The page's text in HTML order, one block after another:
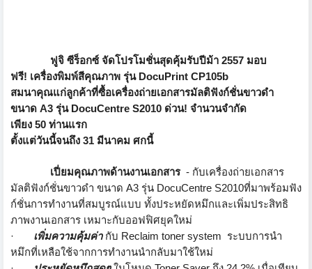
ฟูจิ ซีร็อกซ์ จัดโปรโมชั่นสุดคุ้มรับปีม้า 2557 มอบ
ฟรี! เครื่องพิมพ์สีคุณภาพ รุ่น DocuPrint CP105b
สมนาคุณแก่ลูกค้าที่ซื้อเครื่องถ่ายเอกสารมัลติฟังก์ชั่นขาวดำ
ขนาด A3 รุ่น DocuCentre S2010 ด่วน! จำนวนจำกัด
เพียง 50 ท่านแรก
ตั้งแต่วันนี้จนถึง 31 มีนาคม ศกนี้
เปี่ยมคุณภาพด้านงานเอกสาร -กับเครื่องถ่ายเอกสาร
มัลติฟังก์ชั่นขาวดำ ขนาด A3 รุ่น DocuCentre S2010ที่มาพร้อมฟัง
ก์ชั่นการทำงานที่สมบูรณ์แบบ ทั้งประหยัดหมึกและเพิ่มประสิทธิ
ภาพงานเอกสาร เหมาะกับออฟฟิศยุคใหม่
· เพิ่มความคุ้มค่ากับ Reclaim toner system ระบบการนำ
หมึกที่เหลือใช้จากการทำงานนำกลับมาใช้ใหม่